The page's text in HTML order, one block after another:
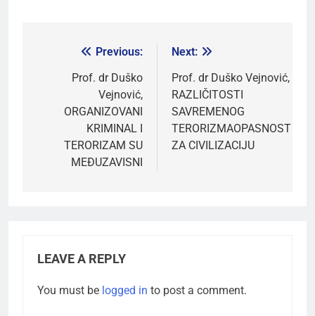
Previous:
Prof. dr Duško
Vejnović,
ORGANIZOVANI
KRIMINAL I
TERORIZAM SU
MEĐUZAVISNI
Next:
Prof. dr Duško Vejnović,
RAZLIČITOSTI
SAVREMENOG
TERORIZMAOPASNOST
ZA CIVILIZACIJU
LEAVE A REPLY
You must be logged in to post a comment.